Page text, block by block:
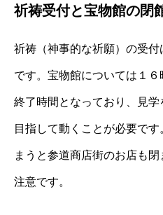
祈祷受付と宝物館の閉
祈祷（神事的な祈願）の受
です。宝物館については１
終了時間となっており、見
目指して動くことが必要で
まうと参道商店街のお店も
注意です。